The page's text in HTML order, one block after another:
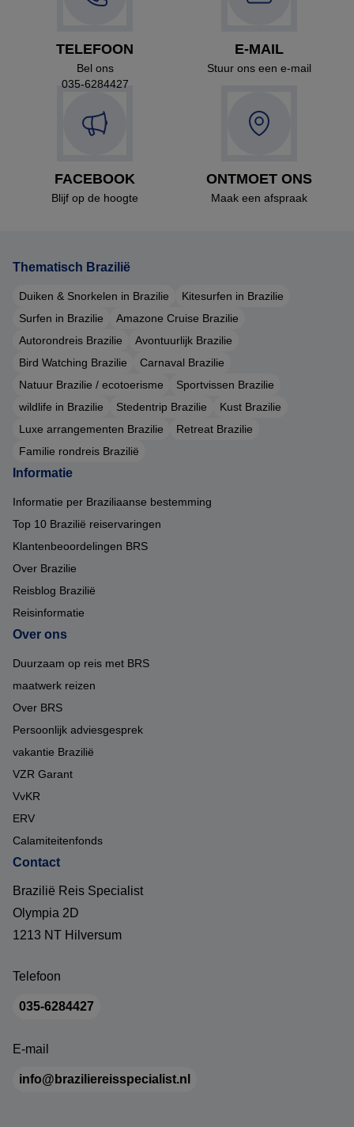
TELEFOON
Bel ons
035-6284427
E-MAIL
Stuur ons een e-mail
FACEBOOK
Blijf op de hoogte
ONTMOET ONS
Maak een afspraak
Thematisch Brazilië
Duiken & Snorkelen in Brazilie
Kitesurfen in Brazilie
Surfen in Brazilie
Amazone Cruise Brazilie
Autorondreis Brazilie
Avontuurlijk Brazilie
Bird Watching Brazilie
Carnaval Brazilie
Natuur Brazilie / ecotoerisme
Sportvissen Brazilie
wildlife in Brazilie
Stedentrip Brazilie
Kust Brazilie
Luxe arrangementen Brazilie
Retreat Brazilie
Familie rondreis Brazilië
Informatie
Informatie per Braziliaanse bestemming
Top 10 Brazilië reiservaringen
Klantenbeoordelingen BRS
Over Brazilie
Reisblog Brazilië
Reisinformatie
Over ons
Duurzaam op reis met BRS
maatwerk reizen
Over BRS
Persoonlijk adviesgesprek
vakantie Brazilië
VZR Garant
VvKR
ERV
Calamiteitenfonds
Contact
Brazilië Reis Specialist
Olympia 2D
1213 NT Hilversum
Telefoon
035-6284427
E-mail
info@braziliereisspecialist.nl